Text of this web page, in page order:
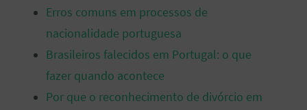
Erros comuns em processos de
nacionalidade portuguesa
Brasileiros falecidos em Portugal: o que
fazer quando acontece
Por que o reconhecimento de divórcio em